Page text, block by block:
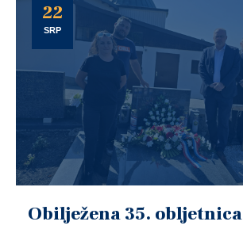
22
SRP
Obilježena 35. obljetnica